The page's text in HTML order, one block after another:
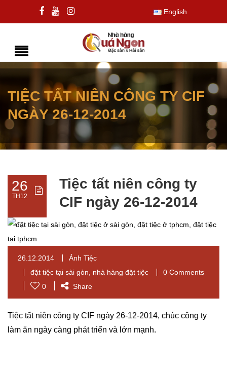
English
TIỆC TẤT NIÊN CÔNG TY CIF
NGÀY 26-12-2014
26
TH12
Tiệc tất niên công ty
CIF ngày 26-12-2014
26.12.2014
Ảnh Tiệc
đặt tiệc tại sài gòn
nhà hàng đặt tiệc
0 Comments
0
Share
Tiệc tất niên công ty CIF ngày 26-12-2014, chúc công ty
làm ăn ngày càng phát triển và lớn mạnh.